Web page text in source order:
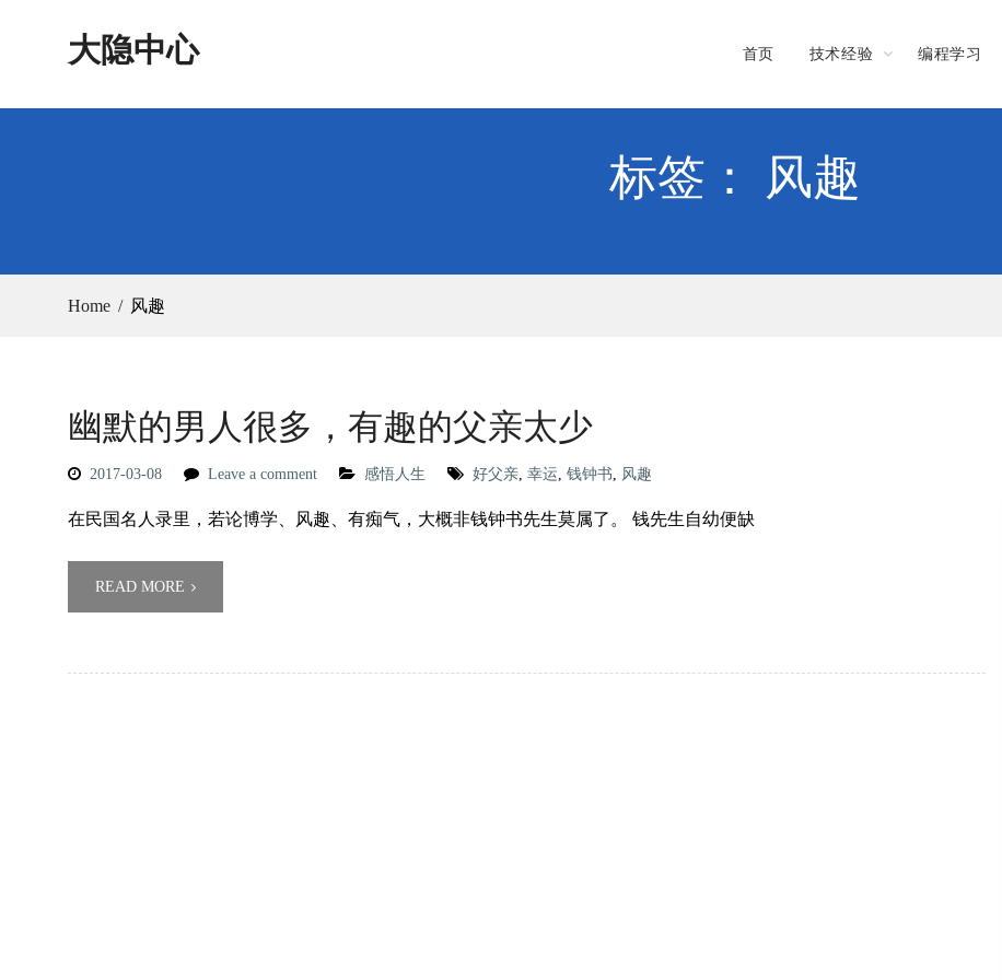
大隐中心 首页 技术经验 编程学习
标签： 风趣
Home 风趣
幽默的男人很多，有趣的父亲太少
2017-03-08 Leave a comment 感悟人生 好父亲, 幸运, 钱钟书, 风趣
在民国名人录里，若论博学、风趣、有痴气，大概非钱钟书先生莫属了。 钱先生自幼便缺
READ MORE